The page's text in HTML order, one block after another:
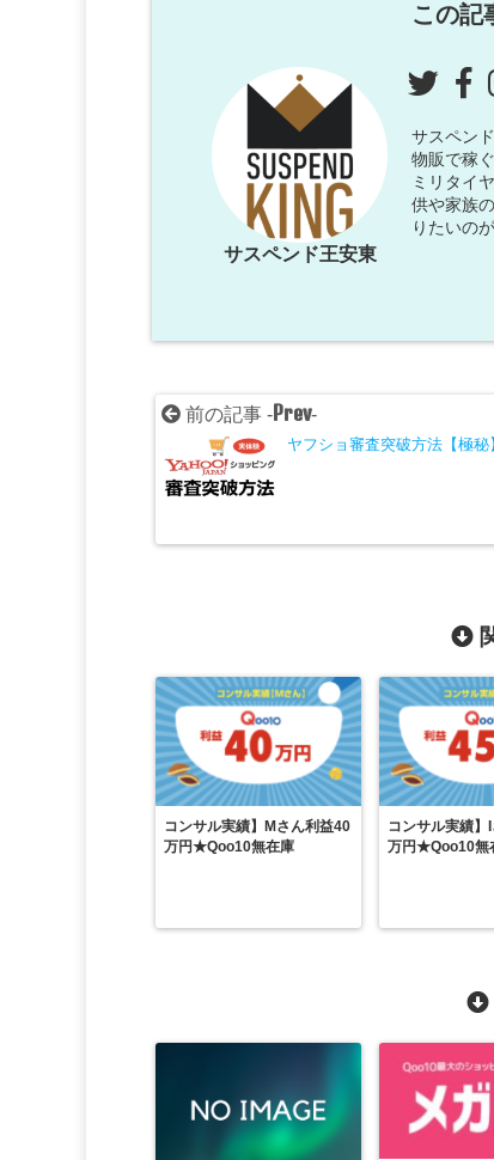
この記
サスペンド王安東
サスペン
物販で稼
ミリタイ
供や家族
りたいの
前の記事 -Prev-
ヤフショ審査突破方法【極秘
コンサル実績】Mさん利益40
万円★Qoo10無在庫
コンサル実績】
万円★Qoo10無